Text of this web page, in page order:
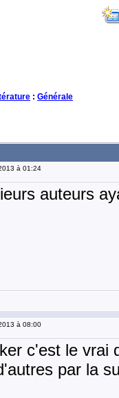
: Générale
à 01:24
auteurs
à 08:00
c'est le vrai
par la